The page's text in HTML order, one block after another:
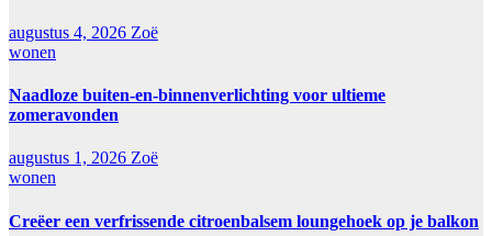
augustus 4, 2026 Zoë
wonen
Naadloze buiten-en-binnenverlichting voor ultieme
zomeravonden
augustus 1, 2026 Zoë
wonen
Creëer een verfrissende citroenbalsem loungehoek op je balkon